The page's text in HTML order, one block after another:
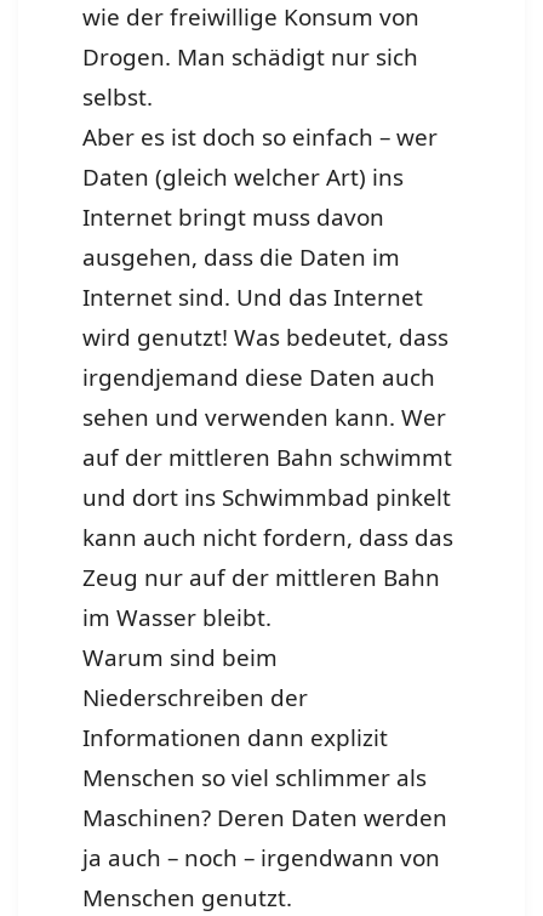
wie der freiwillige Konsum von
Drogen. Man schädigt nur sich
selbst.
Aber es ist doch so einfach – wer
Daten (gleich welcher Art) ins
Internet bringt muss davon
ausgehen, dass die Daten im
Internet sind. Und das Internet
wird genutzt! Was bedeutet, dass
irgendjemand diese Daten auch
sehen und verwenden kann. Wer
auf der mittleren Bahn schwimmt
und dort ins Schwimmbad pinkelt
kann auch nicht fordern, dass das
Zeug nur auf der mittleren Bahn
im Wasser bleibt.
Warum sind beim
Niederschreiben der
Informationen dann explizit
Menschen so viel schlimmer als
Maschinen? Deren Daten werden
ja auch – noch – irgendwann von
Menschen genutzt.